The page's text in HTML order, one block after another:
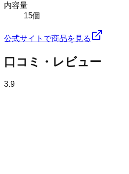
内容量
15個
公式サイトで商品を見る
口コミ・レビュー
3.9